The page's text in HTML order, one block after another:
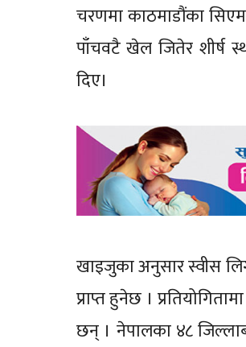
चरणमा काठमाडौंका
पाँचवटै खेल जितेर शीर्ष
दिए।
खाइजुका अनुसार स्वीस
प्राप्त हुनेछ ।
छन् । नेपालका ४८